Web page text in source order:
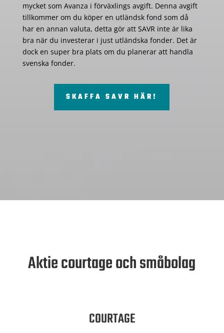
mycket som Avanza i förväxlings avgift. Denna avgift
tillkommer om du köper en utländsk fond som då
har en annan valuta, detta gör att SAVR inte är lika
bra när du investerar i just utländska fonder. Det är
dock en super bra plats om du planerar att handla
svenska fonder.
SKAFFA SAVR HÄR!
Aktie courtage och småbolag
COURTAGE